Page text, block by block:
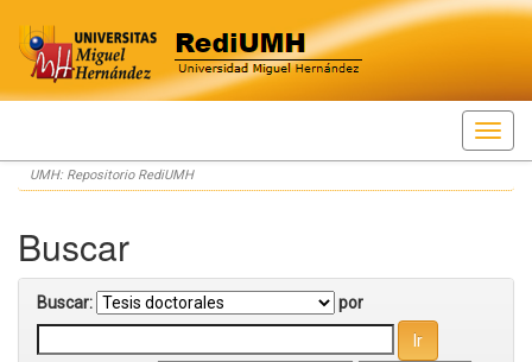
Skip
navigation
UMH: Repositorio RediUMH
Buscar
Buscar: por